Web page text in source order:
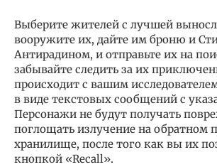
Выберите жителей с лучшей
вооружите их, дайте им броню и
Антирадином, и отправьте их на
забывайте следить за их
происходит с вашим
в виде текстовых сообщений с
Персонажи не будут получать
поглощать излучение на обратном
хранилище, после того как вы их
кнопкой «Recall».